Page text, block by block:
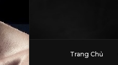
Trang Chủ